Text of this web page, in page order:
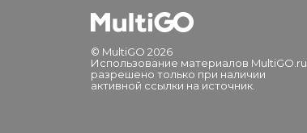
© MultiGO 2026
Использование материалов MultiGO.ru
разрешено только при наличии
активной ссылки на источник.